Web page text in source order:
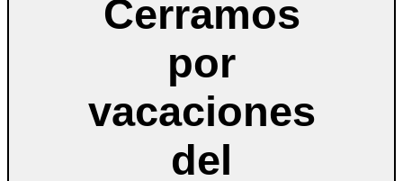
Cerramos
por
vacaciones
del